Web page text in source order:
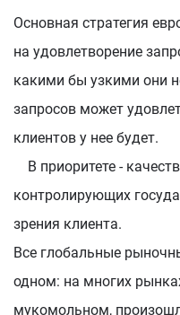
Основная стратегия
на удовлетворение
какими бы узкими они
запросов может
клиентов у нее будет.
В приоритете -
контролирующих
зрения клиента.
Все глобальные
одном: на многих
мукомольном,